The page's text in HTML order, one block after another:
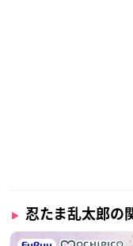
忍たま乱太郎の